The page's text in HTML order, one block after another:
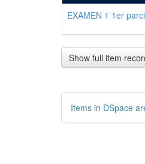
EXAMEN 1 1er
Show full item
Items in DSpace